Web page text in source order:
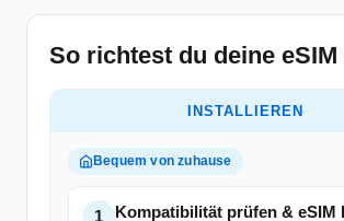
So richtest du deine eSIM
INSTALLIEREN
Bequem von zuhause
1 Kompatibilität prüfen & eSIM